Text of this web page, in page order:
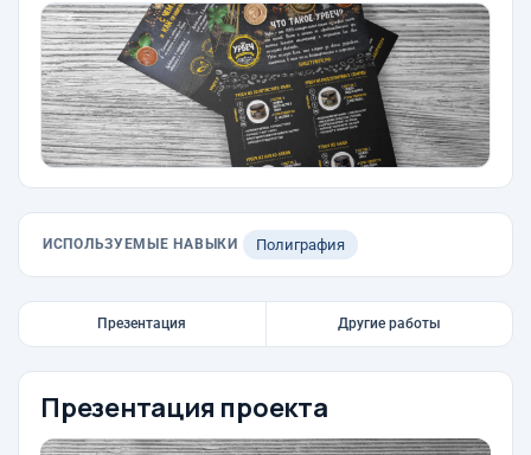
ИСПОЛЬЗУЕМЫЕ НАВЫКИ Полиграфия
Презентация Другие работы
Презентация проекта